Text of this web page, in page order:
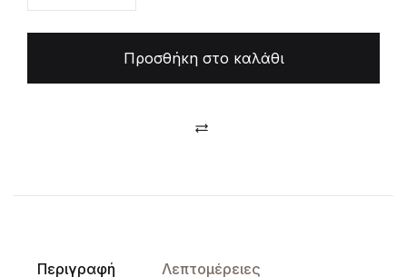
Προσθήκη στο καλάθι
Περιγραφή Λεπτομέρειες